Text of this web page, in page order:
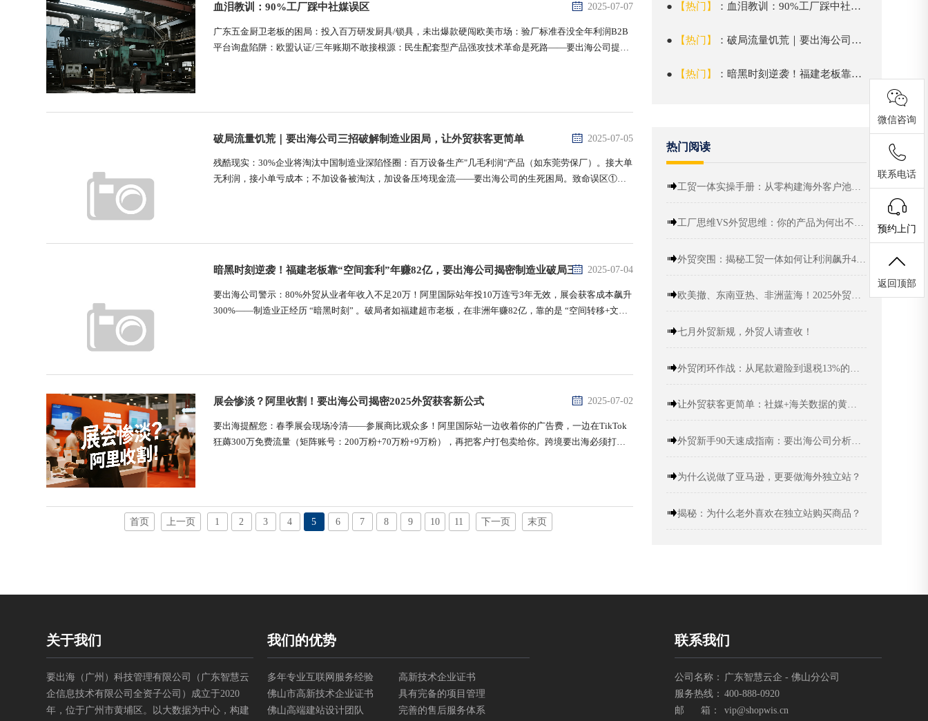
● 【热门】 ：血泪教训：90%工厂踩中社媒误区
● 【热门】 ：破局流量饥荒｜要出海公司三招破解制造业困局，让外贸获客更简单
● 【热门】 ：暗黑时刻逆袭！福建老板靠“空间套利”年赚82亿，要出海公司揭密制造业破局三式
热门阅读
工贸一体实操手册：从零构建海外客户池与终身利润
工厂思维VS外贸思维：你的产品为何出不了海？
外贸突围：揭秘工贸一体如何让利润飙升40%
欧美撤、东南亚热、非洲蓝海！2025外贸出海，这些“新大陆”藏着真金白银！
七月外贸新规，外贸人请查收！
外贸闭环作战：从尾款避险到退税13%的跨境要出海攻略
让外贸获客更简单：社媒+海关数据的黄金组合
外贸新手90天速成指南：要出海公司分析+精准定位
为什么说做了亚马逊，更要做海外独立站？
揭秘：为什么老外喜欢在独立站购买商品？
2025-07-07
血泪教训：90%工厂踩中社媒误区
广东五金厨卫老板的困局：投入百万研发厨具/锁具，未出爆款硬闯欧美市场：验厂标准吞没全年利润B2B
平台询盘陷阱：欧盟认证/三年账期不敢接根源：民生配套型产品强攻技术革命是死路——要出海公司提醒
2025-07-05
破局流量饥荒｜要出海公司三招破解制造业困局，让外贸获客更简单
残酷现实：30%企业将淘汰中国制造业深陷怪圈：百万设备生产"几毛利润"产品（如东莞劳保厂）。接大单
无利润，接小单亏成本；不加设备被淘汰，加设备压垮现金流——要出海公司的生死困局。致命误区①：
2025-07-04
暗黑时刻逆袭！福建老板靠“空间套利”年赚82亿，要出海公司揭密制造业破局三式
要出海公司警示：80%外贸从业者年收入不足20万！阿里国际站年投10万连亏3年无效，展会获客成本飙升
300%——制造业正经历 “暗黑时刻” 。破局者如福建超市老板，在非洲年赚82亿，靠的是 “空间转移+文化
2025-07-02
展会惨淡？阿里收割！要出海公司揭密2025外贸获客新公式
要出海提醒您：春季展会现场冷清——参展商比观众多！阿里国际站一边收着你的广告费，一边在TikTok
狂薅300万免费流量（矩阵账号：200万粉+70万粉+9万粉），再把客户打包卖给你。跨境要出海必须打破
首页 上一页 1 2 3 4 5 6 7 8 9 10 11 下一页 末页
关于我们
要出海（广州）科技管理有限公司（广东智慧云
企信息技术有限公司全资子公司）成立于2020
年，位于广州市黄埔区。以大数据为中心，构建
我们的优势
多年专业互联网服务经验
高新技术企业证书
佛山市高新技术企业证书
具有完备的项目管理
佛山高端建站设计团队
完善的售后服务体系
联系我们
公司名称：
广东智慧云企 - 佛山分公司
服务热线： 400-888-0920
邮 箱：
vip@shopwis.cn
微信咨询
联系电话
预约上门
返回顶部